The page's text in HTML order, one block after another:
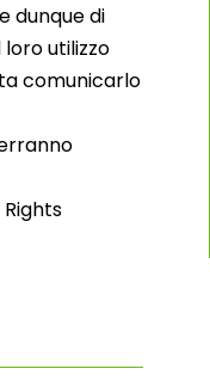
dunque di
utilizzo
comunicarlo